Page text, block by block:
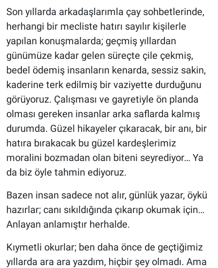
Son yıllarda arkadaşlarımla çay sohbetlerinde,
herhangi bir mecliste hatırı sayılır kişilerle
yapılan konuşmalarda; geçmiş yıllardan
günümüze kadar gelen süreçte çile çekmiş,
bedel ödemiş insanların kenarda, sessiz sakin,
kaderine terk edilmiş bir vaziyette durduğunu
görüyoruz. Çalışması ve gayretiyle ön planda
olması gereken insanlar arka saflarda kalmış
durumda. Güzel hikayeler çıkaracak, bir anı, bir
hatıra bırakacak bu güzel kardeşlerimiz
moralini bozmadan olan biteni seyrediyor… Ya
da biz öyle tahmin ediyoruz.
Bazen insan sadece not alır, günlük yazar, öykü
hazırlar; canı sıkıldığında çıkarıp okumak için…
Anlayan anlamıştır herhalde.
Kıymetli okurlar; ben daha önce de geçtiğimiz
yıllarda ara ara yazdım, hiçbir şey olmadı. Ama